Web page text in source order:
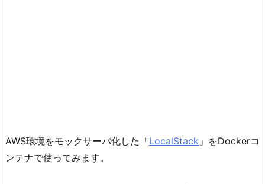
AWS環境をモックサーバ化した「LocalStack 」をDockerコ
ンテナで使ってみます。